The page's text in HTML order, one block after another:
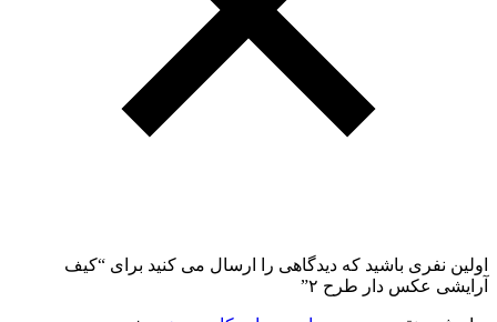
اولین نفری باشید که دیدگاهی را ارسال می کنید برای “کیف
آرایشی عکس دار طرح ۲”